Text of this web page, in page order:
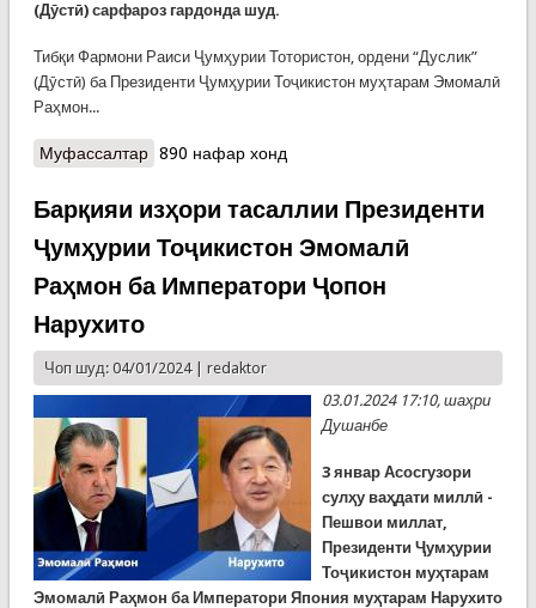
(Дӯстӣ) сарфароз гардонда шуд.
Тибқи Фармони Раиси Ҷумҳурии Тотористон, ордени “Дуслик”
(Дӯстӣ) ба Президенти Ҷумҳурии Тоҷикистон муҳтарам Эмомалӣ
Раҳмон...
Муфассалтаро Сарфарозгардонӣ бо ордени “Дуслик"-и
890 нафар хонд
Барқияи изҳори тасаллии Президенти
Ҷумҳурии Тоҷикистон Эмомалӣ
Раҳмон ба Императори Ҷопон
Нарухито
Чоп шуд: 04/01/2024 | redaktor
03.01.2024 17:10, шаҳри
Душанбе
3 январ Асосгузори
сулҳу ваҳдати миллӣ -
Пешвои миллат,
Президенти Ҷумҳурии
Тоҷикистон муҳтарам
Эмомалӣ Раҳмон ба Императори Япония муҳтарам Нарухито